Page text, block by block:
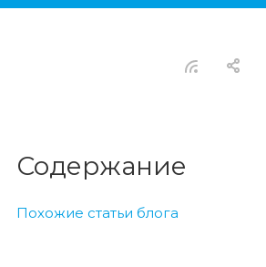
Содержание
Похожие статьи блога